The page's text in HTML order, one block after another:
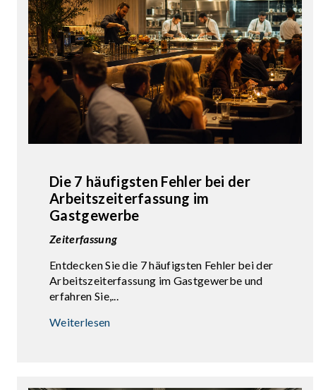
Die 7 häufigsten Fehler bei der
Arbeitszeiterfassung im
Gastgewerbe
Zeiterfassung
Entdecken Sie die 7 häufigsten Fehler bei der
Arbeitszeiterfassung im Gastgewerbe und
erfahren Sie,...
Weiterlesen